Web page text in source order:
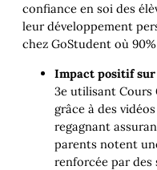
confiance en soi des
leur développement
chez GoStudent où
Impact positif sur
3e utilisant Cours
grâce à des
regagnant
parents notent
renforcée par des